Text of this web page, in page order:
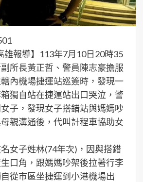
雄報導】113年7月10日20時35
所長黃正哲、警員陳志豪擔服
內機場捷運站巡簽時，發現一
獨自站在捷運站出口哭泣，警
子，發現女子搭錯站與媽媽吵
親溝通後，代叫計程車協助女
女子姓林(74年次)，因與搭錯
口角，跟媽媽吵架後拉著行李
從市區坐捷運到小港機場出